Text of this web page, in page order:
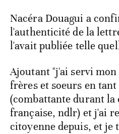
Nacéra Douagui a
l'authenticité de la
l'avait publiée telle
Ajoutant "j'ai servi mon
frères et soeurs en
(combattante durant
française, ndlr) et j'ai
citoyenne depuis, et je